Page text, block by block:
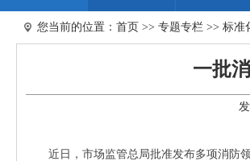
您当前的位置： 首页 >> 专题专栏 >> 标准
一批
近日，市场监管总局批准发布多项消防